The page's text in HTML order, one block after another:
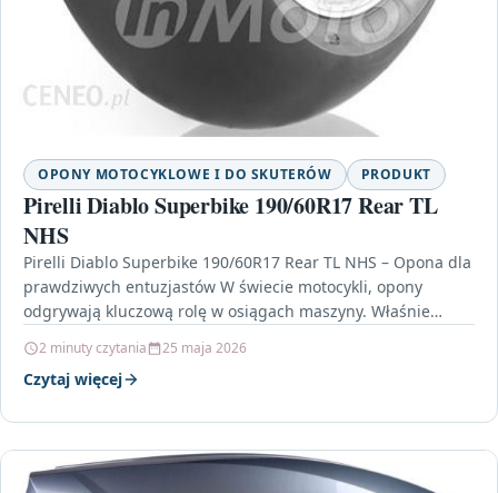
OPONY MOTOCYKLOWE I DO SKUTERÓW PRODUKT
Pirelli Diablo Superbike 190/60R17 Rear TL
NHS
Pirelli Diablo Superbike 190/60R17 Rear TL NHS – Opona dla
prawdziwych entuzjastów W świecie motocykli, opony
odgrywają kluczową rolę w osiągach maszyny. Właśnie
2 minuty czytania 25 maja 2026
Czytaj więcej